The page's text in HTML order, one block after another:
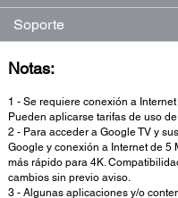
Soporte
Notas:
1 - Se requiere conexión a
Pueden aplicarse tarifas de uso de
2 - Para acceder a Google TV y
Google y conexión a Internet de 5
más rápido para 4K.
cambios sin previo aviso.
3 - Algunas aplicaciones y/o